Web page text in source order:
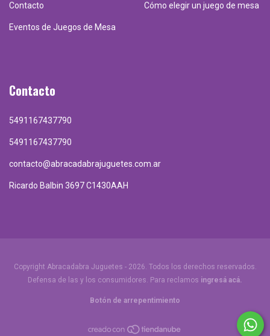
Contacto Cómo elegir un juego de mesa
Eventos de Juegos de Mesa
Contacto
5491167437790
5491167437790
contacto@abracadabrajuguetes.com.ar
Ricardo Balbin 3697 C1430AAH
Copyright Abracadabra Juguetes - 2026. Todos los derechos reservados.
Defensa de las y los consumidores. Para reclamos ingresá acá.
Botón de arrepentimiento